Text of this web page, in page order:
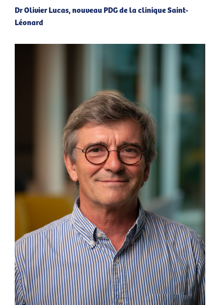
Dr Olivier Lucas, nouveau PDG de la clinique Saint-
Léonard